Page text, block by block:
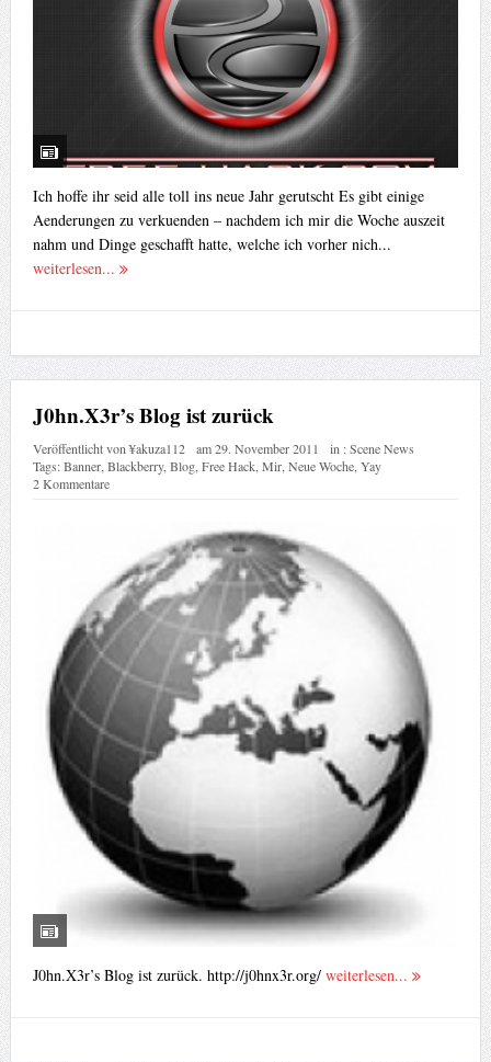
Ich hoffe ihr seid alle toll ins neue Jahr gerutscht Es gibt einige
Aenderungen zu verkuenden – nachdem ich mir die Woche auszeit
nahm und Dinge geschafft hatte, welche ich vorher nich...
weiterlesen...
J0hn.X3r’s Blog ist zurück
Veröffentlicht von¥akuza112 am29. November 2011 in :Scene News
Tags:Banner, Blackberry, Blog, Free Hack, Mir, Neue Woche, Yay
2 Kommentare
J0hn.X3r’s Blog ist zurück. http://j0hnx3r.org/ weiterlesen...